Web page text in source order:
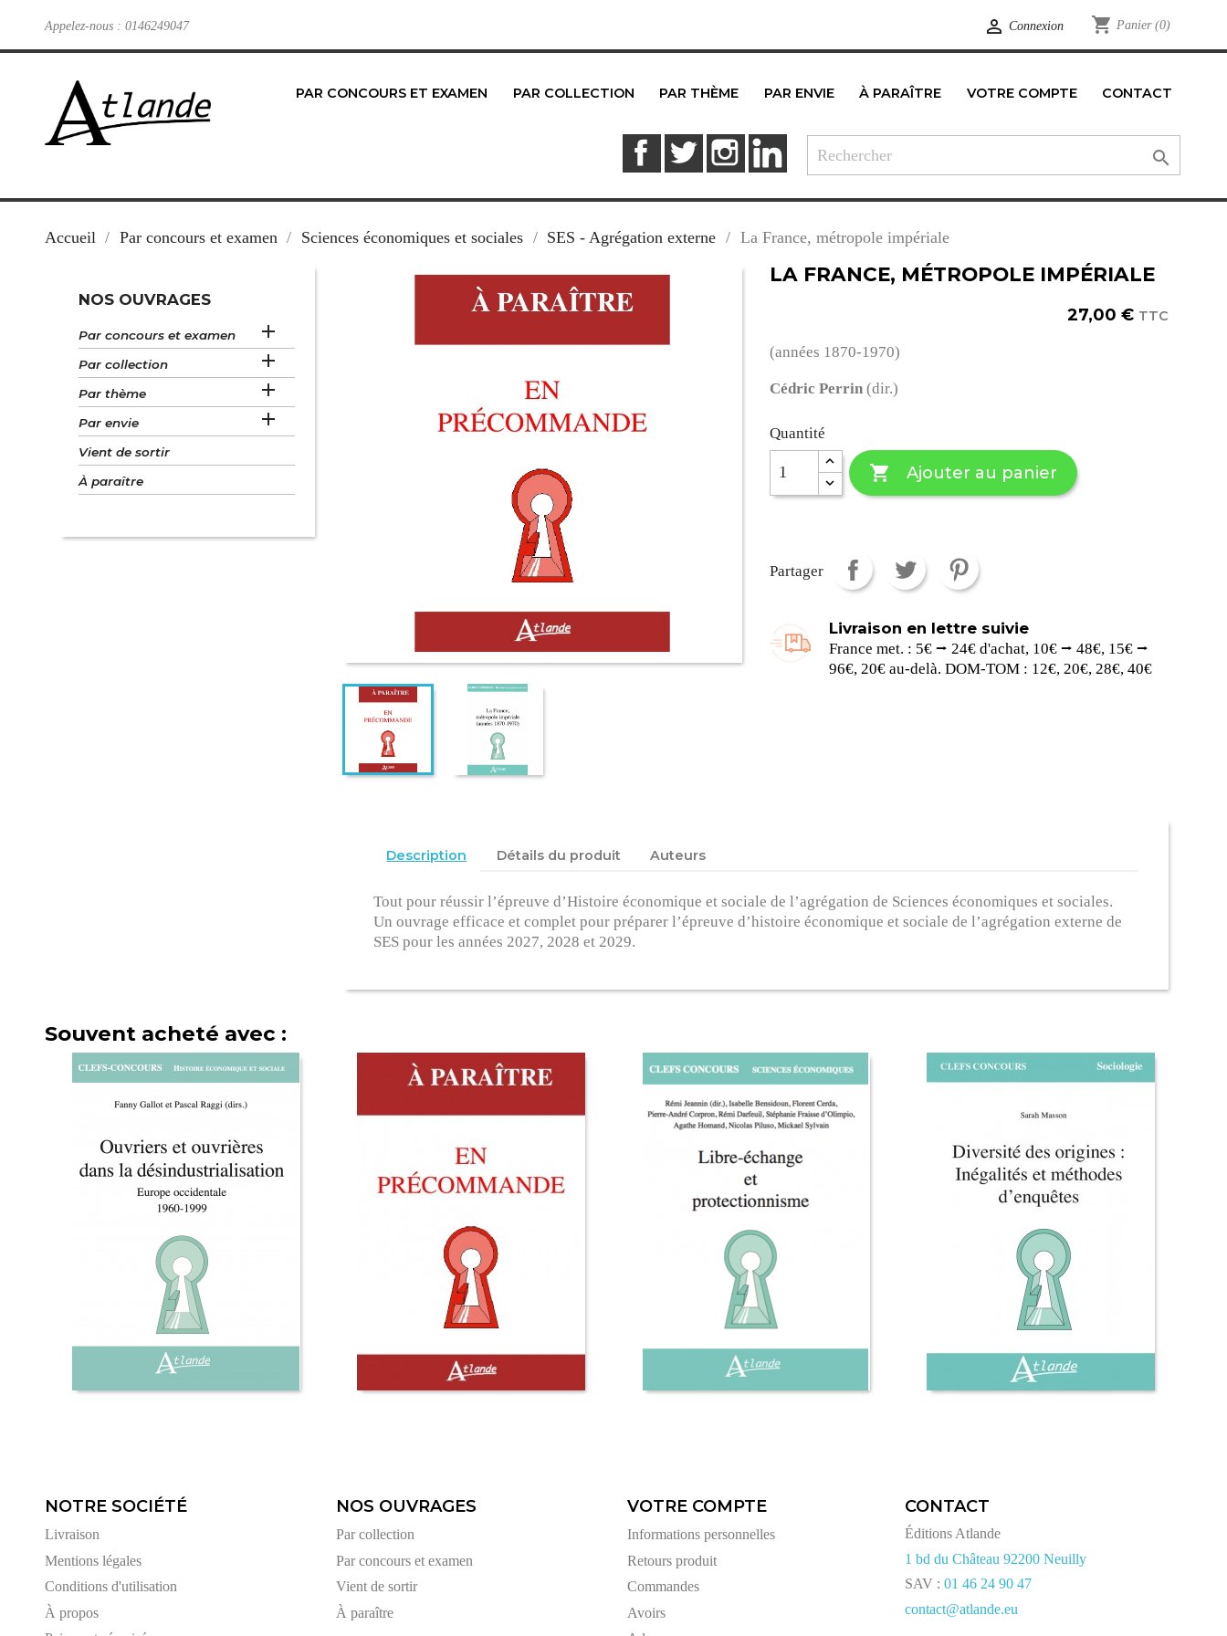
Appelez-nous : 0146249047  Connexion shopping_cart Panier (0)
PAR CONCOURS ET EXAMEN PAR COLLECTION PAR THÈME PAR ENVIE À PARAÎTRE VOTRE COMPTE CONTACT
FacebookTwitter Instagram

Accueil Par concours et examen Sciences économiques et sociales SES - Agrégation externe La France, métropole impériale
NOS OUVRAGES
Par concours et examen 
Par collection 
Par thème 
Par envie 
Vient de sortir
À paraître
LA FRANCE, MÉTROPOLE IMPÉRIALE
27,00 € TTC
(années 1870-1970)
Cédric Perrin(dir.)
Quantité
 Ajouter au panier
Partager
Livraison en lettre suivie
France met. : 5€ ⭢ 24€ d'achat, 10€ ⭢ 48€, 15€ ⭢
96€, 20€ au-delà. DOM-TOM : 12€, 20€, 28€, 40€
Description Détails du produit Auteurs
Tout pour réussir l’épreuve d’Histoire économique et sociale de l’agrégation de Sciences économiques et sociales.
Un ouvrage efficace et complet pour préparer l’épreuve d’histoire économique et sociale de l’agrégation externe de
SES pour les années 2027, 2028 et 2029.
Souvent acheté avec :
NOTRE SOCIÉTÉ
Livraison
Mentions légales
Conditions d'utilisation
À propos
NOS OUVRAGES
Par collection
Par concours et examen
Vient de sortir
À paraître
VOTRE COMPTE
Informations personnelles
Retours produit
Commandes
Avoirs
CONTACT
Éditions Atlande
1 bd du Château 92200 Neuilly
SAV :01 46 24 90 47
contact@atlande.eu